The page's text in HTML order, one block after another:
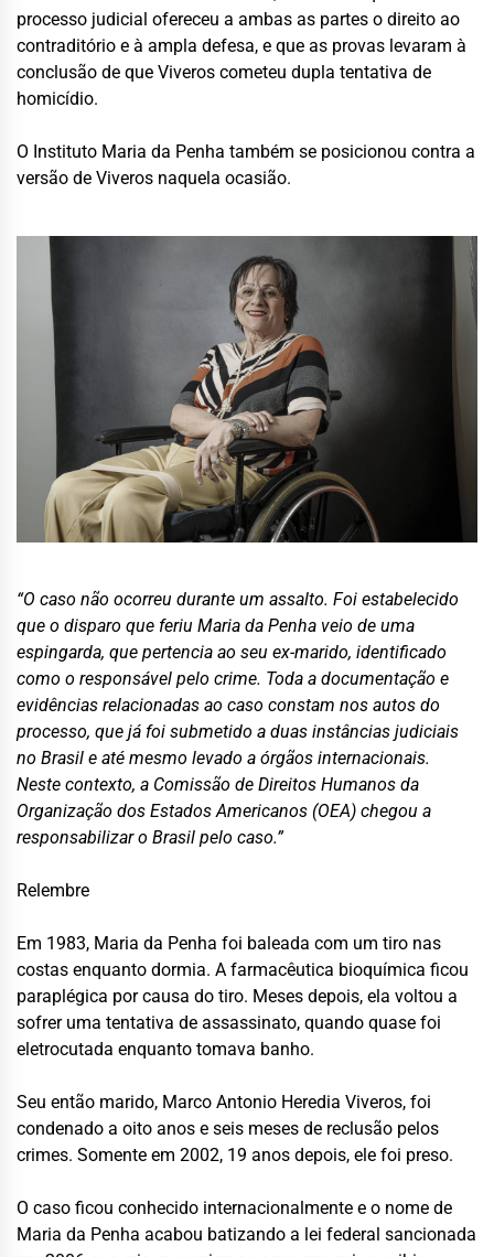
processo judicial ofereceu a ambas as partes o direito ao
contraditório e à ampla defesa, e que as provas levaram à
conclusão de que Viveros cometeu dupla tentativa de
homicídio.
O Instituto Maria da Penha também se posicionou contra a
versão de Viveros naquela ocasião.
“O caso não ocorreu durante um assalto. Foi estabelecido
que o disparo que feriu Maria da Penha veio de uma
espingarda, que pertencia ao seu ex-marido, identificado
como o responsável pelo crime. Toda a documentação e
evidências relacionadas ao caso constam nos autos do
processo, que já foi submetido a duas instâncias judiciais
no Brasil e até mesmo levado a órgãos internacionais.
Neste contexto, a Comissão de Direitos Humanos da
Organização dos Estados Americanos (OEA) chegou a
responsabilizar o Brasil pelo caso.”
Relembre
Em 1983, Maria da Penha foi baleada com um tiro nas
costas enquanto dormia. A farmacêutica bioquímica ficou
paraplégica por causa do tiro. Meses depois, ela voltou a
sofrer uma tentativa de assassinato, quando quase foi
eletrocutada enquanto tomava banho.
Seu então marido, Marco Antonio Heredia Viveros, foi
condenado a oito anos e seis meses de reclusão pelos
crimes. Somente em 2002, 19 anos depois, ele foi preso.
O caso ficou conhecido internacionalmente e o nome de
Maria da Penha acabou batizando a lei federal sancionada